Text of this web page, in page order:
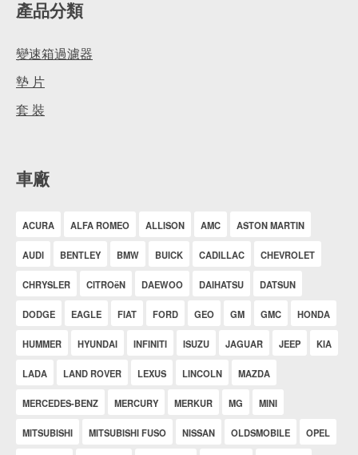
產品分類
變速箱過濾器
墊 片
套 裝
車廠
ACURA ALFA ROMEO ALLISON AMC ASTON MARTIN
AUDI BENTLEY BMW BUICK CADILLAC CHEVROLET
CHRYSLER CITROëN DAEWOO DAIHATSU DATSUN
DODGE EAGLE FIAT FORD GEO GM GMC HONDA
HUMMER HYUNDAI INFINITI ISUZU JAGUAR JEEP KIA
LADA LAND ROVER LEXUS LINCOLN MAZDA
MERCEDES-BENZ MERCURY MERKUR MG MINI
MITSUBISHI MITSUBISHI FUSO NISSAN OLDSMOBILE OPEL